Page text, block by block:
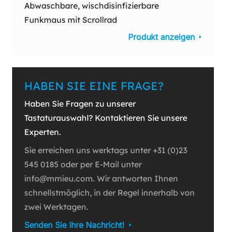
Abwaschbare, wischdisinfizierbare
Funkmaus mit Scrollrad
Produkt anzeigen
HABEN SIE EINE FRAGE?
Haben Sie Fragen zu unserer
Tastaturauswahl? Kontaktieren Sie unsere
Experten.
Sie erreichen uns werktags unter +31 (0)23
545 0185 oder per E-Mail unter
info@mmieu.com. Wir antworten Ihnen
schnellstmöglich, in der Regel innerhalb von
zwei Werktagen.
Senden Sie Ihre Nachricht!